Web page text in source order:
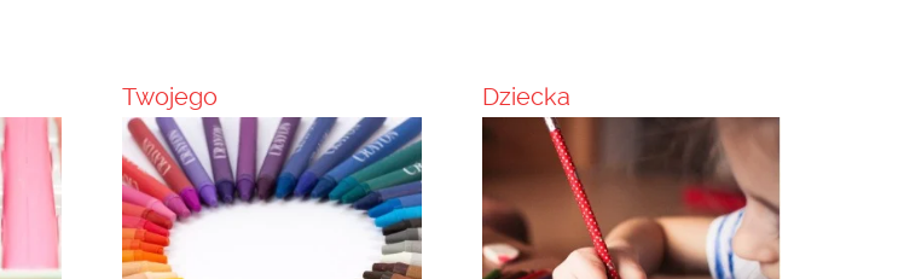
Twojego Dziecka